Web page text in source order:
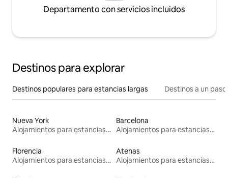
Departamento con servicios incluidos
Destinos para explorar
Destinos populares para estancias largas Destinos a un
Nueva York
Alojamientos para estancias largas
Barcelona
Alojamientos para estancias largas
Florencia
Alojamientos para estancias largas
Atenas
Alojamientos para estancias largas